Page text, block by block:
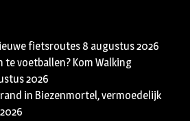
fietsroutes 8 augustus 2026
te voetballen? Kom Walking
2026
in Biezenmortel, vermoedelijk